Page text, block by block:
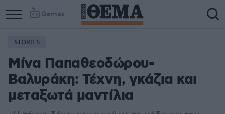
Games
STORIES
Μίνα Παπαθεοδώρου-
Βαλυράκη: Τέχνη, γκάζια και
μεταξωτά μαντίλια